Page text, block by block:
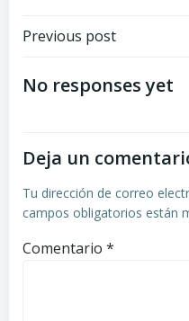
de
Previous post
No responses yet
Deja un
Tu dirección de correo
campos obligatorios están
Comentario *